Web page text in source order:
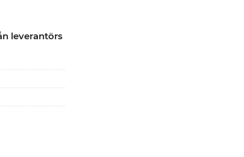
leverantörs